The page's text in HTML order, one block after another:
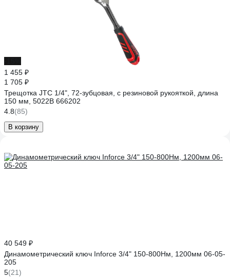
1 455 ₽
1 705 ₽
Трещотка JTC 1/4", 72-зубцовая, с резиновой рукояткой, длина
150 мм, 5022B 666202
4.8(85)
В корзину
40 549 ₽
Динамометрический ключ Inforce 3/4" 150-800Нм, 1200мм 06-05-
205
5(21)